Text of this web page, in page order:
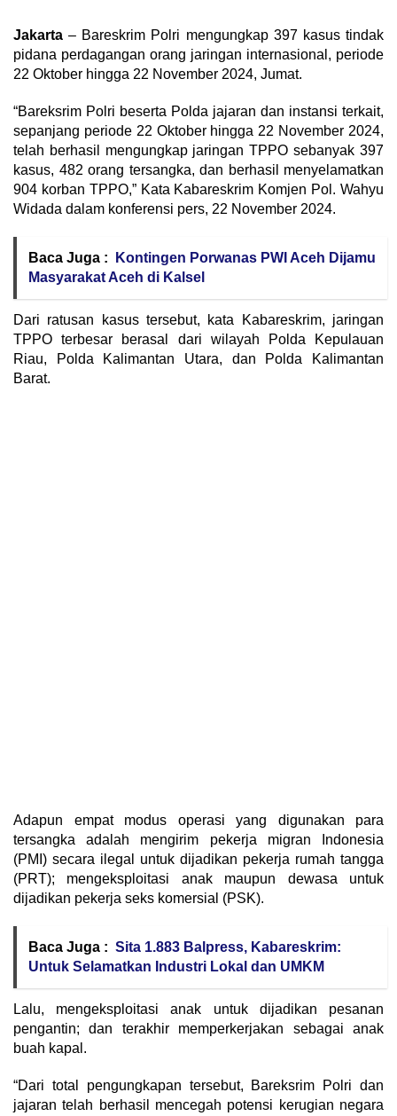
Jakarta – Bareskrim Polri mengungkap 397 kasus tindak
pidana perdagangan orang jaringan internasional, periode
22 Oktober hingga 22 November 2024, Jumat.
“Bareksrim Polri beserta Polda jajaran dan instansi terkait,
sepanjang periode 22 Oktober hingga 22 November 2024,
telah berhasil mengungkap jaringan TPPO sebanyak 397
kasus, 482 orang tersangka, dan berhasil menyelamatkan
904 korban TPPO,” Kata Kabareskrim Komjen Pol. Wahyu
Widada dalam konferensi pers, 22 November 2024.
Baca Juga :
Kontingen Porwanas PWI Aceh Dijamu
Masyarakat Aceh di Kalsel
Dari ratusan kasus tersebut, kata Kabareskrim, jaringan
TPPO terbesar berasal dari wilayah Polda Kepulauan
Riau, Polda Kalimantan Utara, dan Polda Kalimantan
Barat.
Adapun empat modus operasi yang digunakan para
tersangka adalah mengirim pekerja migran Indonesia
(PMI) secara ilegal untuk dijadikan pekerja rumah tangga
(PRT); mengeksploitasi anak maupun dewasa untuk
dijadikan pekerja seks komersial (PSK).
Baca Juga : Sita 1.883 Balpress, Kabareskrim:
Untuk Selamatkan Industri Lokal dan UMKM
Lalu, mengeksploitasi anak untuk dijadikan pesanan
pengantin; dan terakhir memperkerjakan sebagai anak
buah kapal.
“Dari total pengungkapan tersebut, Bareksrim Polri dan
jajaran telah berhasil mencegah potensi kerugian negara